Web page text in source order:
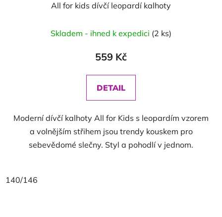
All for kids dívčí leopardí kalhoty
Skladem - ihned k expedici (2 ks)
559 Kč
DETAIL
Moderní dívčí kalhoty All for Kids s leopardím vzorem
a volnějším střihem jsou trendy kouskem pro
sebevědomé slečny. Styl a pohodlí v jednom.
140/146